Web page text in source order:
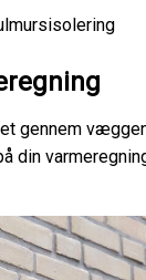
gennem
din